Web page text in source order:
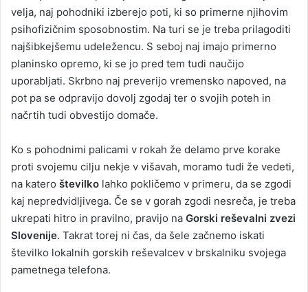
velja, naj pohodniki izberejo poti, ki so primerne njihovim
psihofizičnim sposobnostim. Na turi se je treba prilagoditi
najšibkejšemu udeležencu. S seboj naj imajo primerno
planinsko opremo, ki se jo pred tem tudi naučijo
uporabljati. Skrbno naj preverijo vremensko napoved, na
pot pa se odpravijo dovolj zgodaj ter o svojih poteh in
načrtih tudi obvestijo domače.
Ko s pohodnimi palicami v rokah že delamo prve korake
proti svojemu cilju nekje v višavah, moramo tudi že vedeti,
na katero številko lahko pokličemo v primeru, da se zgodi
kaj nepredvidljivega. Če se v gorah zgodi nesreča, je treba
ukrepati hitro in pravilno, pravijo na Gorski reševalni zvezi
Slovenije. Takrat torej ni čas, da šele začnemo iskati
številko lokalnih gorskih reševalcev v brskalniku svojega
pametnega telefona.